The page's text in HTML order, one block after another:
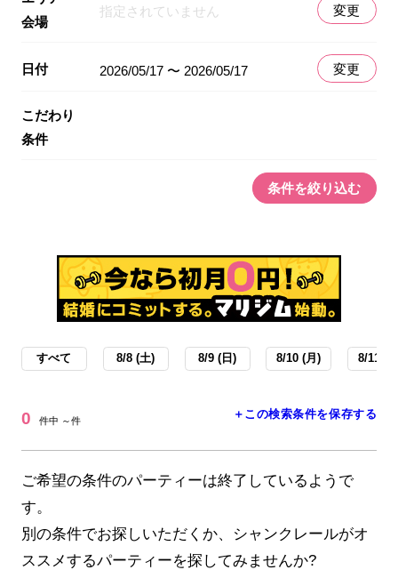
会場
指定されていません 変更
日付 2026/05/17 〜 2026/05/17 変更
こだわり
条件
条件を絞り込む
すべて 8/8 (土) 8/9 (日) 8/10 (月) 8/11 (
0 件中 ～件 ＋この検索条件を保存する
ご希望の条件のパーティーは終了しているようで
す。
別の条件でお探しいただくか、シャンクレールがオ
ススメするパーティーを探してみませんか?